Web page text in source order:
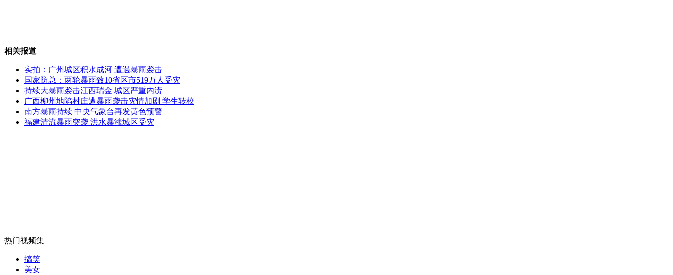
深圳公务员上街擦鞋被指作秀
记者调查：你是吃盒饭 还是吃饭盒？
相关报道
实拍：广州城区积水成河 遭遇暴雨袭击
国家防总：两轮暴雨致10省区市519万人受灾
持续大暴雨袭击江西瑞金 城区严重内涝
广西柳州地陷村庄遭暴雨袭击灾情加剧 学生转校
南方暴雨持续 中央气象台再发黄色预警
福建清流暴雨突袭 洪水暴涨城区受灾
热门视频集
搞笑
美女